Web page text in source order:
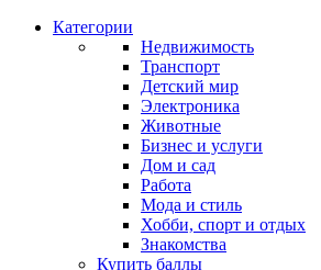
Категории
Недвижимость
Транспорт
Детский мир
Электроника
Животные
Бизнес и услуги
Дом и сад
Работа
Мода и стиль
Хобби, спорт и отдых
Знакомства
Купить баллы